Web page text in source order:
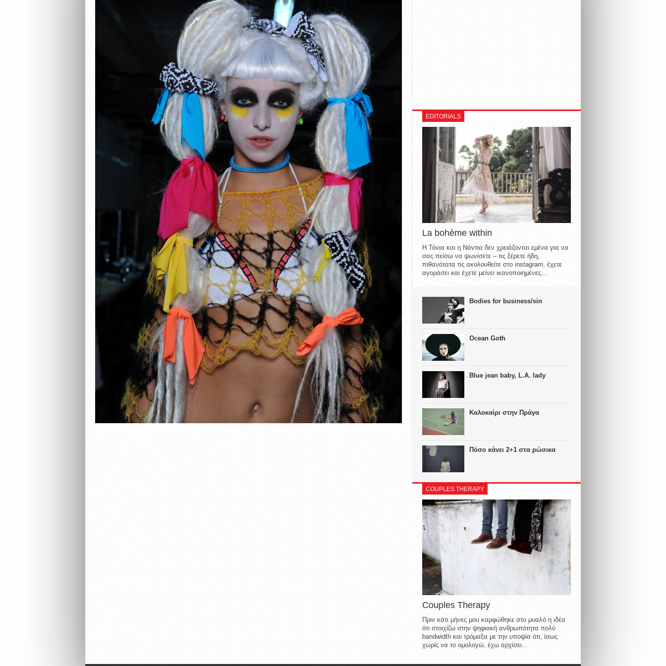
EDITORIALS
La bohème within
Η Τόνια και η Νάντια δεν χρειάζονται εμένα για να
σας πείσω να ψωνίσετε – τις ξέρετε ήδη,
πιθανότατα τις ακολουθείτε στο instagram, έχετε
αγοράσει και έχετε μείνει ικανοποιημένες...
Bodies for business/sin
Ocean Goth
Blue jean baby, L.A. lady
Καλοκαίρι στην Πράγα
Πόσο κάνει 2+1 στα ρώσικα
COUPLES THERAPY
Couples Therapy
Πριν κάτι μήνες μου καρφώθηκε στο μυαλό η ιδέα
ότι στοιχίζω στην ψηφιακή ανθρωπότητα πολύ
bandwidth και τρόμαξα με την υποψία ότι, ίσως
χωρίς να το ομολογώ, έχω αρχίσει...